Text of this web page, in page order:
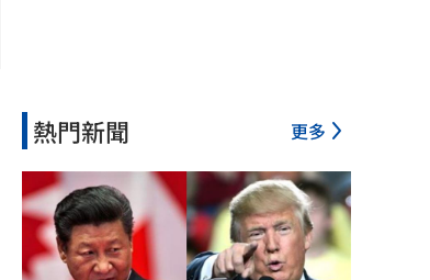
熱門新聞 更多